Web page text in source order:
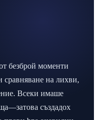
безброй моменти
сравняване на лихви,
Всеки имаше
създадох